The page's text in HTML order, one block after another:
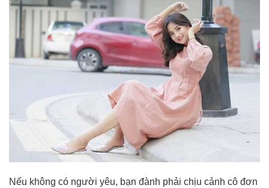
Nếu không có người yêu, bạn đành phải chịu cảnh cô đơn